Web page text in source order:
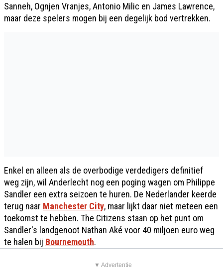
Sanneh, Ognjen Vranjes, Antonio Milic en James Lawrence,
maar deze spelers mogen bij een degelijk bod vertrekken.
Enkel en alleen als de overbodige verdedigers definitief
weg zijn, wil Anderlecht nog een poging wagen om Philippe
Sandler een extra seizoen te huren. De Nederlander keerde
terug naar Manchester City, maar lijkt daar niet meteen een
toekomst te hebben. The Citizens staan op het punt om
Sandler's landgenoot Nathan Aké voor 40 miljoen euro weg
te halen bij Bournemouth.
▼ Advertentie